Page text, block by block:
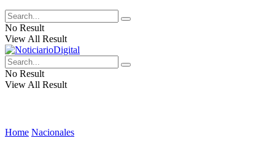
No Result
View All Result
No Result
View All Result
Home Nacionales